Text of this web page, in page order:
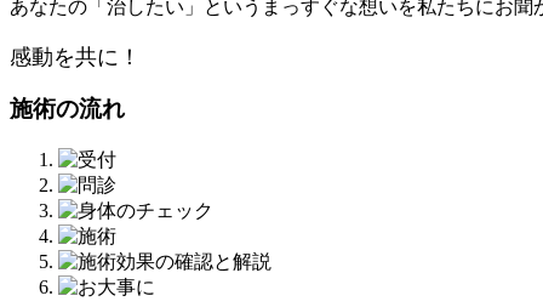
あなたの「治したい」というまっすぐな想いを私たちにお聞
感動を共に！
施術の流れ